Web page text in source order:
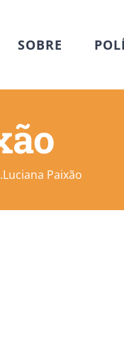
SOBRE
Luciana Paixão